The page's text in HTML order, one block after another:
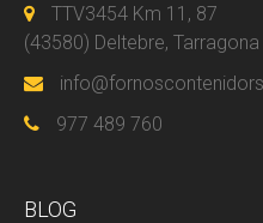
TTV3454 Km 11, 87
(43580) Deltebre, Tarragona
977 489 760
BLOG